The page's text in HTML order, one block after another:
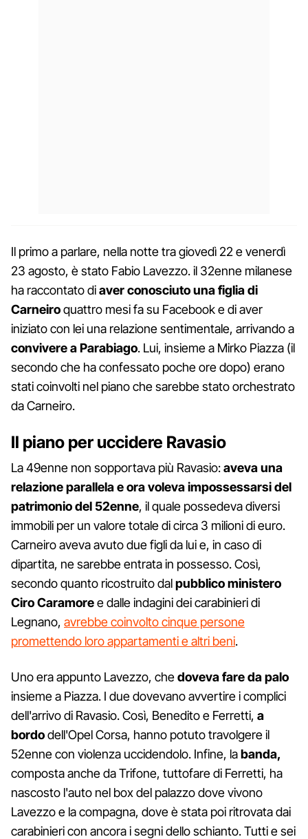
Il primo a parlare, nella notte tra giovedì 22 e venerdì
23 agosto, è stato Fabio Lavezzo. il 32enne milanese
ha raccontato diaver conosciuto una figlia di
Carneiroquattro mesi fa su Facebook e di aver
iniziato con lei una relazione sentimentale, arrivando a
convivere a Parabiago. Lui, insieme a Mirko Piazza (il
secondo che ha confessato poche ore dopo) erano
stati coinvolti nel piano che sarebbe stato orchestrato
da Carneiro.
Il piano per uccidere Ravasio
La 49enne non sopportava più Ravasio:aveva una
relazione parallela e ora voleva impossessarsi del
patrimonio del 52enne, il quale possedeva diversi
immobili per un valore totale di circa 3 milioni di euro.
Carneiro aveva avuto due figli da lui e, in caso di
dipartita, ne sarebbe entrata in possesso. Così,
secondo quanto ricostruito dalpubblico ministero
Ciro Caramoree dalle indagini dei carabinieri di
Legnano, avrebbe coinvolto cinque persone
promettendo loro appartamenti e altri beni.
Uno era appunto Lavezzo, chedoveva fare da palo
insieme a Piazza. I due dovevano avvertire i complici
dell'arrivo di Ravasio. Così, Benedito e Ferretti, a
bordodell'Opel Corsa, hanno potuto travolgere il
52enne con violenza uccidendolo. Infine, labanda,
composta anche da Trifone, tuttofare di Ferretti, ha
nascosto l'auto nel box del palazzo dove vivono
Lavezzo e la compagna, dove è stata poi ritrovata dai
carabinieri con ancora i segni dello schianto. Tutti e sei